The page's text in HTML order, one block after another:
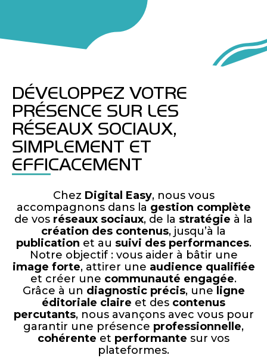
DÉVELOPPEZ VOTRE
PRÉSENCE SUR LES
RÉSEAUX SOCIAUX,
SIMPLEMENT ET
EFFICACEMENT
Chez Digital Easy, nous vous
accompagnons dans la gestion complète
de vos réseaux sociaux, de la stratégie à la
création des contenus, jusqu’à la
publication et au suivi des performances.
Notre objectif : vous aider à bâtir une
image forte, attirer une audience qualifiée
et créer une communauté engagée.
Grâce à un diagnostic précis, une ligne
éditoriale claire et des contenus
percutants, nous avançons avec vous pour
garantir une présence professionnelle,
cohérente et performante sur vos
plateformes.